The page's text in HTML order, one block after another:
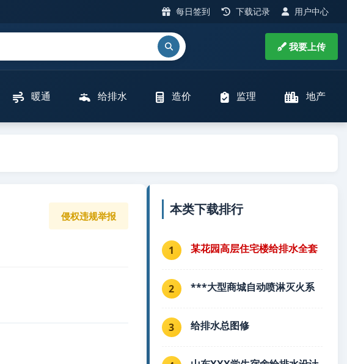
每日签到 下载记录 用户中心
我要上传
暖通 给排水 造价 监理 地产
侵权违规举报 本类下载排行
1 某花园高层住宅楼给排水全套
2 ***大型商城自动喷淋灭火系
3 给排水总图修